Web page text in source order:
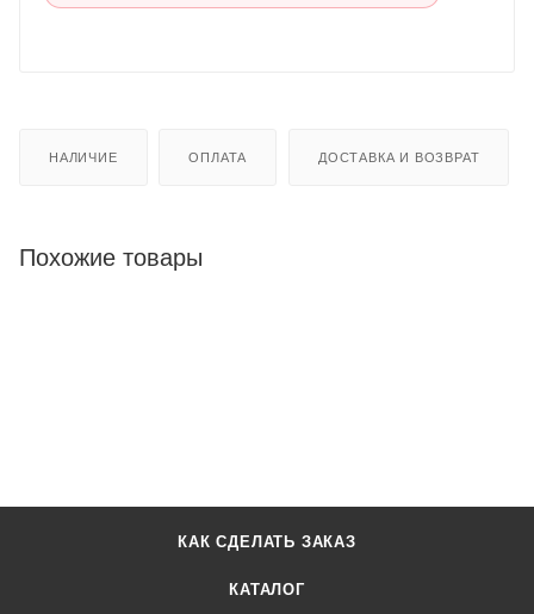
НАЛИЧИЕ ОПЛАТА ДОСТАВКА И ВОЗВРАТ
Похожие товары
КАК СДЕЛАТЬ ЗАКАЗ
КАТАЛОГ